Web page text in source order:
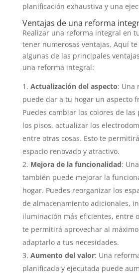
planificación exhaustiva y una
Ventajas de una reforma
Realizar una reforma integral en
tener numerosas ventajas. Aquí
algunas de las principales
una reforma integral:
Actualización del aspecto: Una
puede dar a tu hogar un aspecto
Puedes cambiar los colores de
los pisos, actualizar los
entre otras cosas. Esto te
espacio renovado y atractivo.
Mejora de la funcionalidad:
también puede mejorar la
hogar. Puedes reorganizar los
de almacenamiento adicionales,
iluminación más eficientes, entre
te permitirá aprovechar al
adaptarlo a tus necesidades.
Aumento del valor: Una
planificada y ejecutada puede